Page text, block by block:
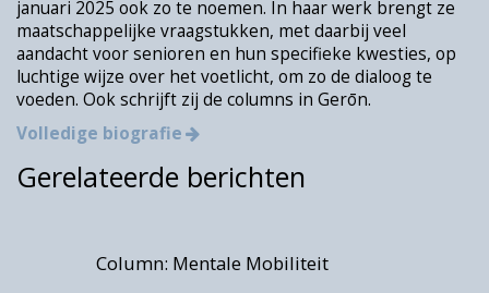
door technologie?zo vroeg ik mij af.En behoren
die activiteiten dan tot ‘werk’?
Tot mijn betaalde activiteiten behoort het
voorzitterschap van de Raad van Toezicht van
een vereniging. Ook zit ik nog in de directie
van een stichting. Weliswaar afbouwend, maar
zorg gaat over technologie als oplossing voor
januari 2025 ook zo te noemen. In haar werk brengt ze
maatschappelijke vraagstukken, met daarbij veel
aandacht voor senioren en hun specifieke kwesties, op
luchtige wijze over het voetlicht, om zo de dialoog te
voeden. Ook schrijft zij de columns in Gerōn.
Volledige biografie
Gerelateerde berichten
Column: Mentale Mobiliteit